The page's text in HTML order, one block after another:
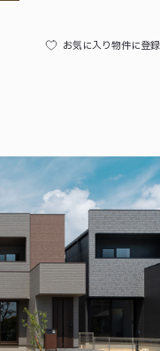
お気に入り物件に登録